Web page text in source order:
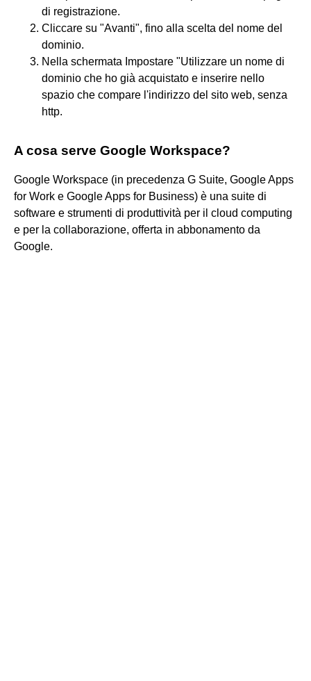
di registrazione.
Cliccare su "Avanti", fino alla scelta del nome del
dominio.
Nella schermata Impostare "Utilizzare un nome di
dominio che ho già acquistato e inserire nello
spazio che compare l'indirizzo del sito web, senza
http.
A cosa serve Google Workspace?
Google Workspace (in precedenza G Suite, Google Apps
for Work e Google Apps for Business) è una suite di
software e strumenti di produttività per il cloud computing
e per la collaborazione, offerta in abbonamento da
Google.